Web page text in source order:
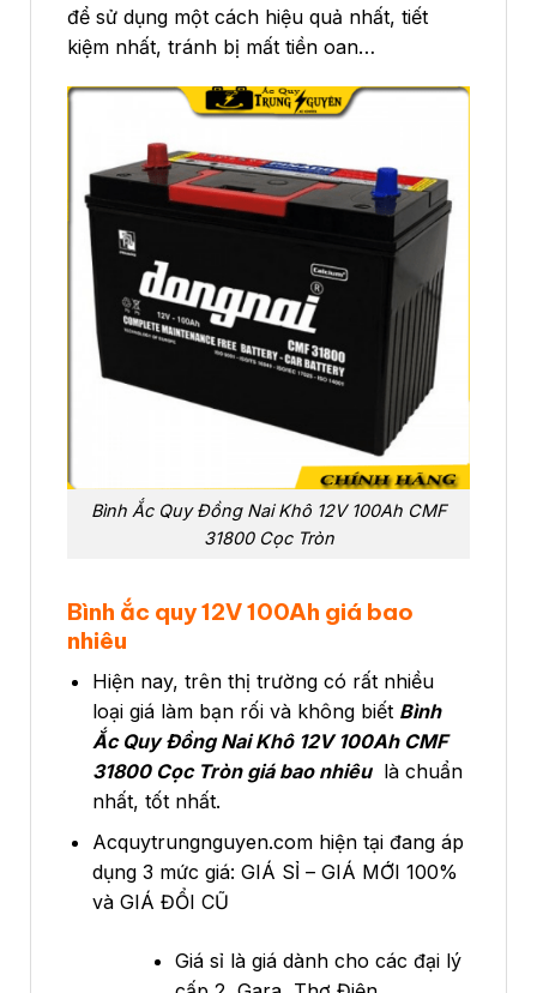
để sử dụng một cách hiệu quả nhất, tiết
kiệm nhất, tránh bị mất tiền oan…
Bình Ắc Quy Đồng Nai Khô 12V 100Ah CMF
31800 Cọc Tròn
Bình ắc quy 12V 100Ah giá bao
nhiêu
Hiện nay, trên thị trường có rất nhiều
loại giá làm bạn rối và không biết Bình
Ắc Quy Đồng Nai Khô 12V 100Ah CMF
31800 Cọc Tròn giá bao nhiêulà chuẩn
nhất, tốt nhất.
Acquytrungnguyen.com hiện tại đang áp
dụng 3 mức giá: GIÁ SỈ – GIÁ MỚI 100%
và GIÁ ĐỔI CŨ
Giá sỉ là giá dành cho các đại lý